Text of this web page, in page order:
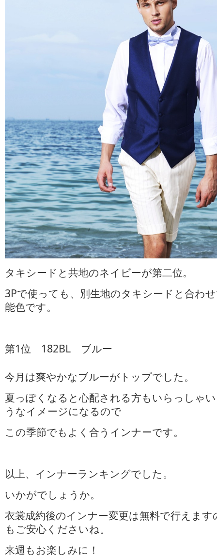
タキシードと共地のネイビーが第二位。
3Pで使っても、別生地のタキシードと合わ
能色です。
第1位 182BL ブルー
今月は爽やかなブルーがトップでした。
夏っぽくなると心配される方もいらっしゃ
うなイメージになるので
この季節でもよく合うインナーです。
以上、インナーランキングでした。
いかがでしょうか。
衣裳成約後のインナー変更は無料で行えま
もご安心くださいね。
来週もお楽しみに！